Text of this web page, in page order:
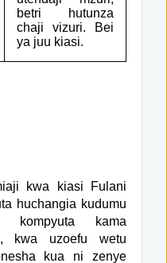
betri hutunza
chaji vizuri. Bei
ya juu kiasi.
kwa kiasi Fulani
huchangia kudumu
kompyuta kama
kwa uzoefu wetu
kua ni zenye